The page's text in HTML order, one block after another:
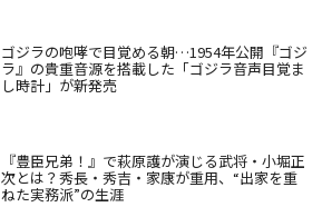
ゴジラの咆哮で目覚める朝…1954年公開『ゴジ
ラ』の貴重音源を搭載した「ゴジラ音声目覚ま
し時計」が新発売
『豊臣兄弟！』で萩原護が演じる武将・小堀正
次とは？秀長・秀吉・家康が重用、“出家を重
ねた実務派”の生涯